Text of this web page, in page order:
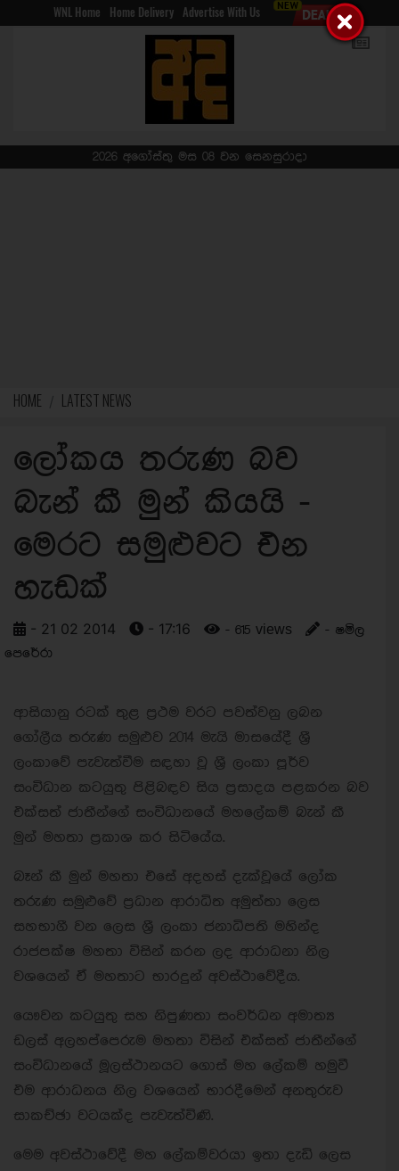
WNL Home Home Delivery Advertise With Us
2026 අගෝස්තු මස 08 වන සෙනසුරාදා
HOME LATEST NEWS
ලෝකය තරුණ බව
බැන් කී මුන් කියයි -
මෙරට සමුළුවට එන
හැඩක්
- 21 02 2014 - 17:16 - 615 views
- ෂමිල
පෙරේරා
ආසියානු රටක් තුළ ප‍්‍රථම වරට පවත්වනු ලබන
ගෝලීය තරුණ සමුළුව 2014 මැයි මාසයේදී ශ‍්‍රී
ලංකාවේ පැවැත්වීම සඳහා වූ ශ‍්‍රී ලංකා පූර්ව
සංවිධාන කටයුතු පිළිබඳව සිය ප‍්‍රසාදය පළකරන බව
එක්සත් ජාතීන්ගේ සංවිධානයේ මහලේකම් බැන් කී
මුන් මහතා ප‍්‍රකාශ කර සිටියේය.
බෑන් කී මුන් මහතා එසේ අදහස් දැක්වූයේ ලෝක
තරුණ සමුළුවේ ප‍්‍රධාන ආරාධිත අමුත්තා ලෙස
සහභාගී වන ලෙස ශ‍්‍රී ලංකා ජනාධිපති මහින්ද
රාජපක්ෂ මහතා විසින් කරන ලද ආරාධනා නිල
වශයෙන් ඒ මහතාට භාරදුන් අවස්ථාවේදීය.
යෞවන කටයුතු සහ නිපුණතා සංවර්ධන අමාත්‍ය
ඩලස් අලහප්පෙරුම මහතා විසින් එක්සත් ජාතීන්ගේ
සංවිධානයේ මූලස්ථානයට ගොස් මහ ලේකම් හමුවී
එම ආරාධනය නිල වශයෙන් භාරදීමෙන් අනතුරුව
සාකච්ඡා වටයක්ද පැවැත්විණි.
මෙම අවස්ථාවේදී මහ ලේකම්වරයා ඉතා දැඩි ලෙස